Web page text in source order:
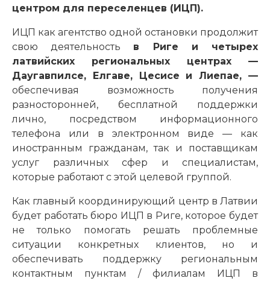
центром для переселенцев (ИЦП).
ИЦП как агентство одной остановки продолжит
свою деятельность в Риге и четырех
латвийских региональных центрах —
Даугавпилсе, Елгаве, Цесисе и Лиепае, —
обеспечивая возможность получения
разносторонней, бесплатной поддержки
лично, посредством информационного
телефона или в электронном виде — как
иностранным гражданам, так и поставщикам
услуг различных сфер и специалистам,
которые работают с этой целевой группой.
Как главный координирующий центр в Латвии
будет работать бюро ИЦП в Риге, которое будет
не только помогать решать проблемные
ситуации конкретных клиентов, но и
обеспечивать поддержку региональным
контактным пунктам / филиалам ИЦП в